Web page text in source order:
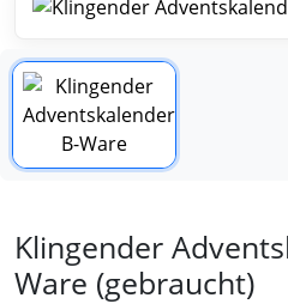
Klingender
Ware (gebraucht)